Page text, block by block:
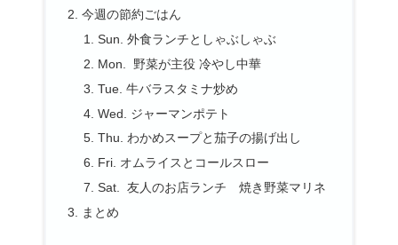
今週の節約ごはん
Sun. 外食ランチとしゃぶしゃぶ
Mon. 野菜が主役 冷やし中華
Tue. 牛バラスタミナ炒め
Wed. ジャーマンポテト
Thu. わかめスープと茄子の揚げ出し
Fri. オムライスとコールスロー
Sat. 友人のお店ランチ 焼き野菜マリネ
まとめ